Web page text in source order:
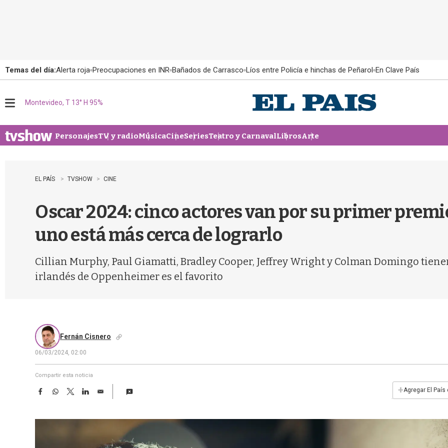
Temas del día:Alerta roja Preocupaciones en INR Bañados de Carrasco Líos entre Policía e hinchas de Peñarol En Clave País
u
Montevideo, T 13° H 95%
PersonajesTV y radioMúsicaCineSeriesTeatro y CarnavalLibrosArte
EL PAÍS TVSHOW CINE
Oscar 2024: cinco actores van por su primer
uno está más cerca de lograrlo
Cillian Murphy, Paul Giamatti, Bradley Cooper, Jeffrey Wright y Colman Domingo
irlandés de Oppenheimer es el favorito
Fernán Cisnero
06/03/2024, 02:00
Compartir esta noticia
F
e
W
t
T
w
t
L
k
E
i
+Agregar El País